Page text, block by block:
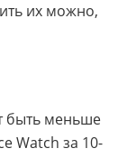
их можно,
быть меньше
Watch за 10-